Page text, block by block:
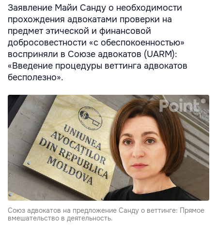
Заявление Майи Санду о необходимости
прохождения адвокатами проверки на
предмет этической и финансовой
добросовестности «с обеспокоенностью»
восприняли в Союзе адвокатов (UARM):
«Введение процедуры веттинга адвокатов
бесполезно».
Союз адвокатов на предложение Санду о веттинге: Прямое
вмешательство в деятельность.